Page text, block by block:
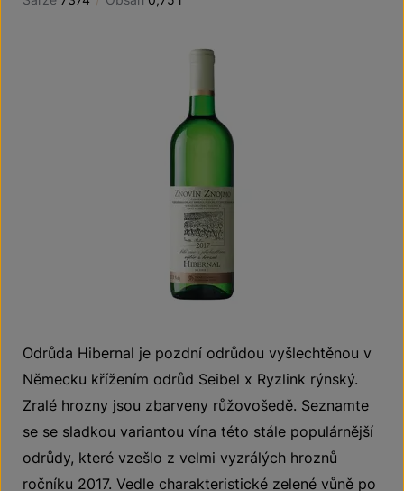
Odrůda Hibernal je pozdní odrůdou vyšlechtěnou v
Německu křížením odrůd Seibel x Ryzlink rýnský.
Zralé hrozny jsou zbarveny růžovošedě. Seznamte
se se sladkou variantou vína této stále populárnější
odrůdy, které vzešlo z velmi vyzrálých hroznů
ročníku 2017. Vedle charakteristické zelené vůně po